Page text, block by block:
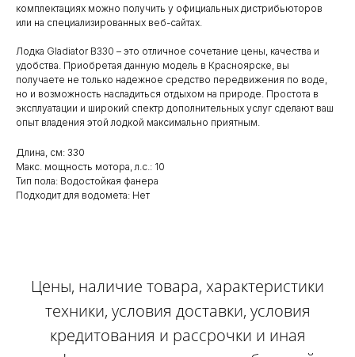
комплектациях можно получить у официальных дистрибьюторов
или на специализированных веб-сайтах.
Лодка Gladiator B330 – это отличное сочетание цены, качества и
удобства. Приобретая данную модель в Красноярске, вы
получаете не только надежное средство передвижения по воде,
но и возможность насладиться отдыхом на природе. Простота в
эксплуатации и широкий спектр дополнительных услуг сделают ваш
опыт владения этой лодкой максимально приятным.
Длина, см: 330
Макс. мощность мотора, л.с.: 10
Тип пола: Водостойкая фанера
Подходит для водомета: Нет
Цены, наличие товара, характеристики
техники, условия доставки, условия
кредитования и рассрочки и иная